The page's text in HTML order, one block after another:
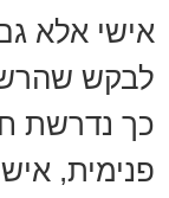
אישי אלא
לבקש
כך נדרשת
פנימית,